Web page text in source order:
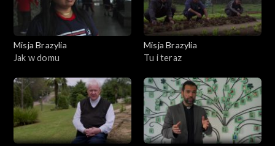
Misja Brazylia
Jak w domu
Misja Brazylia
Tu i teraz